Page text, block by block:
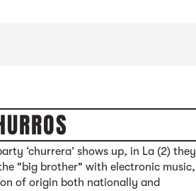
‘churrera’ shows up, in La (2) they
"big brother" with electronic music,
of origin both nationally and